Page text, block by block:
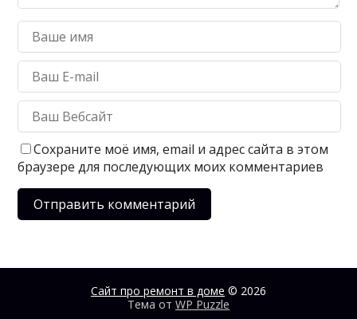
Сохраните моё имя, email и адрес сайта в этом
браузере для последующих моих комментариев
Сайт про ремонт в доме © 2026
Тема от WP Puzzle